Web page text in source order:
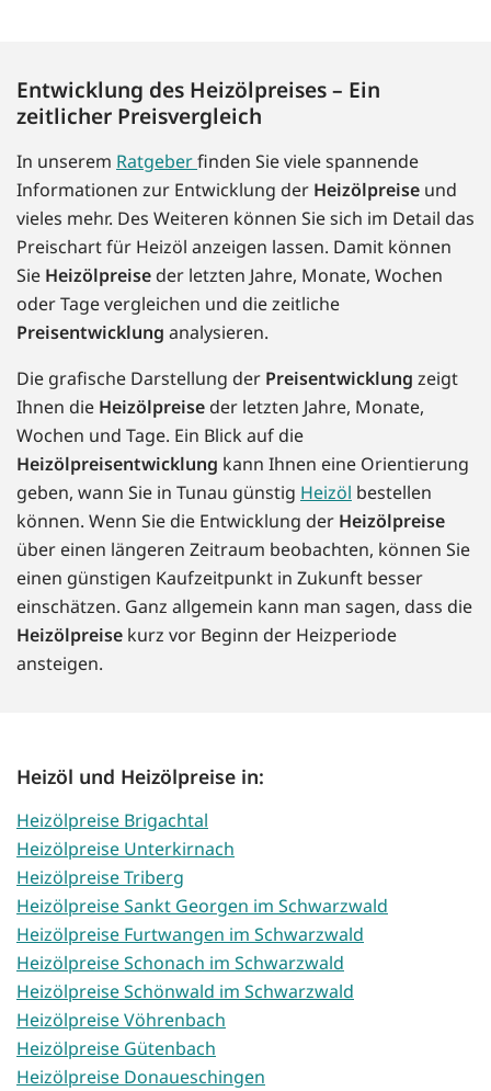
Entwicklung des Heizölpreises – Ein
zeitlicher Preisvergleich
In unserem Ratgeberfinden Sie viele spannende
Informationen zur Entwicklung der Heizölpreise und
vieles mehr. Des Weiteren können Sie sich im Detail das
Preischart für Heizöl anzeigen lassen. Damit können
Sie Heizölpreise der letzten Jahre, Monate, Wochen
oder Tage vergleichen und die zeitliche
Preisentwicklung analysieren.
Die grafische Darstellung der Preisentwicklung zeigt
Ihnen die Heizölpreise der letzten Jahre, Monate,
Wochen und Tage. Ein Blick auf die
Heizölpreisentwicklung kann Ihnen eine Orientierung
geben, wann Sie in Tunau günstig Heizöl bestellen
können. Wenn Sie die Entwicklung der Heizölpreise
über einen längeren Zeitraum beobachten, können Sie
einen günstigen Kaufzeitpunkt in Zukunft besser
einschätzen. Ganz allgemein kann man sagen, dass die
Heizölpreise kurz vor Beginn der Heizperiode
ansteigen.
Heizöl und Heizölpreise in:
Heizölpreise Brigachtal
Heizölpreise Unterkirnach
Heizölpreise Triberg
Heizölpreise Sankt Georgen im Schwarzwald
Heizölpreise Furtwangen im Schwarzwald
Heizölpreise Schonach im Schwarzwald
Heizölpreise Schönwald im Schwarzwald
Heizölpreise Vöhrenbach
Heizölpreise Gütenbach
Heizölpreise Donaueschingen